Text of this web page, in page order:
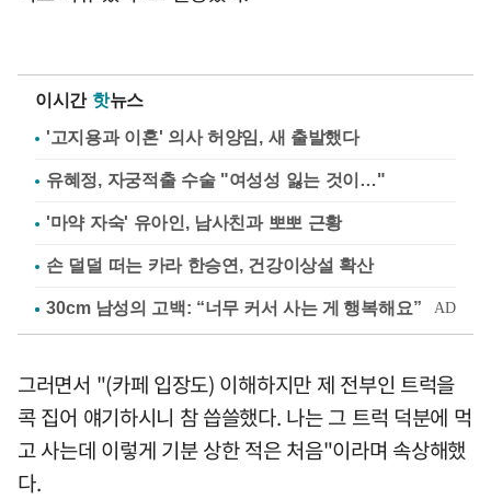
이시간 핫뉴스
'고지용과 이혼' 의사 허양임, 새 출발했다
유혜정, 자궁적출 수술 "여성성 잃는 것이…"
'마약 자숙' 유아인, 남사친과 뽀뽀 근황
손 덜덜 떠는 카라 한승연, 건강이상설 확산
그러면서 "(카페 입장도) 이해하지만 제 전부인 트럭을
콕 집어 얘기하시니 참 씁쓸했다. 나는 그 트럭 덕분에 먹
고 사는데 이렇게 기분 상한 적은 처음"이라며 속상해했
다.